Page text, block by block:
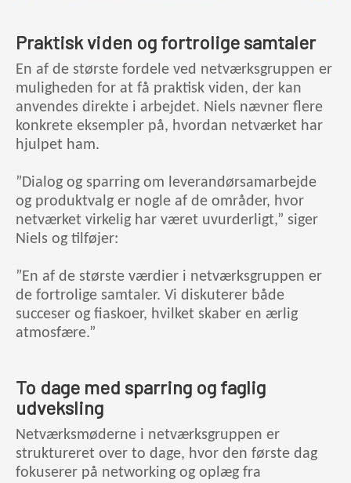
Praktisk viden og fortrolige samtaler
En af de største fordele ved netværksgruppen er
muligheden for at få praktisk viden, der kan
anvendes direkte i arbejdet. Niels nævner flere
konkrete eksempler på, hvordan netværket har
hjulpet ham.
”Dialog og sparring om leverandørsamarbejde
og produktvalg er nogle af de områder, hvor
netværket virkelig har været uvurderligt,” siger
Niels og tilføjer:
”En af de største værdier i netværksgruppen er
de fortrolige samtaler. Vi diskuterer både
succeser og fiaskoer, hvilket skaber en ærlig
atmosfære.”
To dage med sparring og faglig
udveksling
Netværksmøderne i netværksgruppen er
struktureret over to dage, hvor den første dag
fokuserer på networking og oplæg fra